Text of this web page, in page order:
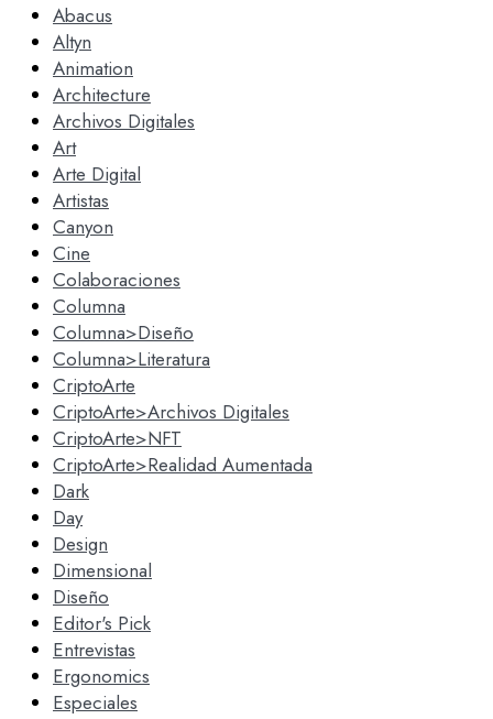
Abacus
Altyn
Animation
Architecture
Archivos Digitales
Art
Arte Digital
Artistas
Canyon
Cine
Colaboraciones
Columna
Columna>Diseño
Columna>Literatura
CriptoArte
CriptoArte>Archivos Digitales
CriptoArte>NFT
CriptoArte>Realidad Aumentada
Dark
Day
Design
Dimensional
Diseño
Editor's Pick
Entrevistas
Ergonomics
Especiales